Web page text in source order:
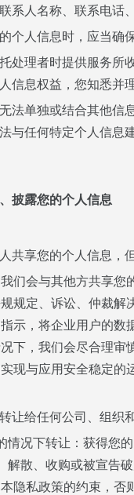
系人名称、联系电话
个人信息时，应当确
处理者时提供服务所
信息权益，您知悉并
无法单独或结合其他
与任何特定个人信
披露您的个人信息
共享您的个人信息，
们会与其他方共享您
规定、诉讼、仲裁
示，将企业用户的
下，我们会尽合理
现与应用安全稳定
让给任何公司、组织
情况下转让：获得您
解散、收购或被宣
隐私政策的约束，